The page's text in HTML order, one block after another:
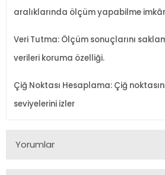
aralıklarında ölçüm yapabilme
Veri Tutma: Ölçüm sonuçlarını
verileri koruma özelliği.
Çiğ Noktası Hesaplama: Çiğ
seviyelerini izler
Yorumlar